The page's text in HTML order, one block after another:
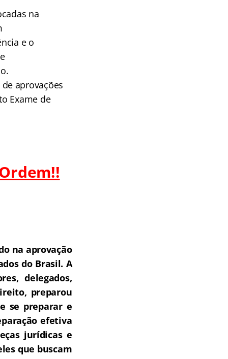
na
e o
aprovações
Exame de
na aprovação
do Brasil. A
delegados,
preparou
se preparar e
efetiva
jurídicas e
que buscam